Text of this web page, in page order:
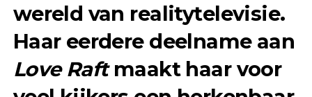
wereld van realitytelevisie.
Haar eerdere deelname aan
Love Raftmaakt haar voor